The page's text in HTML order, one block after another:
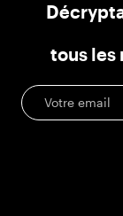
tous les